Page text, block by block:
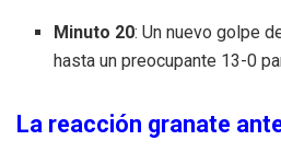
Minuto 20: Un nuevo golpe
hasta un preocupante 13-0
La reacción granate